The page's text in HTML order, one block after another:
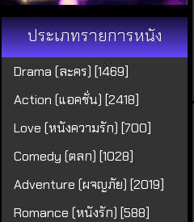
ประเภทรายการหนัง
Drama (ละคร) [1469]
Action (แอคชั่น) [2418]
Love (หนังความรัก) [700]
Comedy (ตลก) [1028]
Adventure (ผจญภัย) [2019]
Romance (หนังรัก) [588]